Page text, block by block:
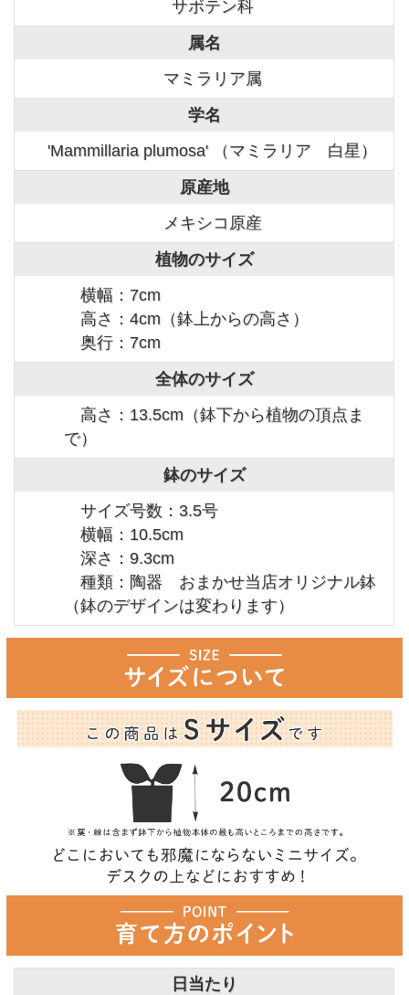
サボテン科
属名
マミラリア属
学名
'Mammillaria plumosa' （マミラリア 白星）
原産地
メキシコ原産
植物のサイズ
横幅：7cm
高さ：4cm（鉢上からの高さ）
奥行：7cm
全体のサイズ
高さ：13.5cm（鉢下から植物の頂点ま
で）
鉢のサイズ
サイズ号数：3.5号
横幅：10.5cm
深さ：9.3cm
種類：陶器 おまかせ当店オリジナル鉢
（鉢のデザインは変わります）
日当たり